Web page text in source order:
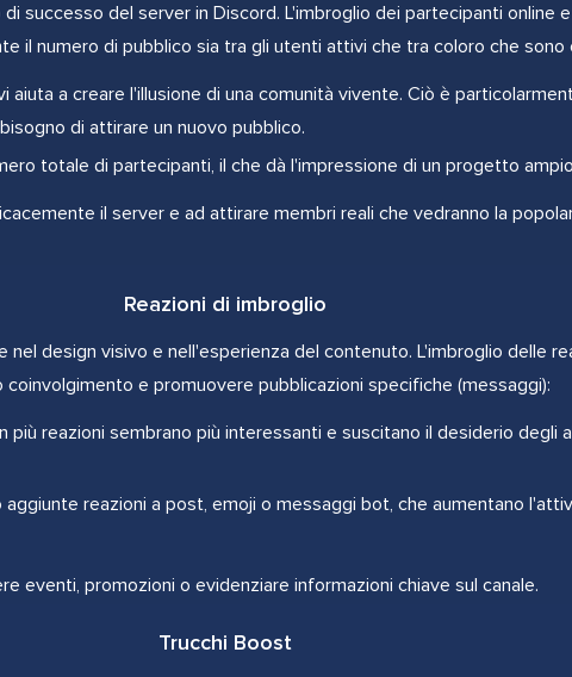
successo del server in Discord. L'imbroglio dei partecipanti online
il numero di pubblico sia tra gli utenti attivi che tra coloro che sono
aiuta a creare l'illusione di una comunità vivente. Ciò è
di attirare un nuovo pubblico.
totale di partecipanti, il che dà l'impressione di un progetto
il server e ad attirare membri reali che vedranno la
Reazioni di imbroglio
design visivo e nell'esperienza del contenuto. L'imbroglio delle
e promuovere pubblicazioni specifiche (messaggi):
più reazioni sembrano più interessanti e suscitano il desiderio degli
reazioni a post, emoji o messaggi bot, che aumentano
eventi, promozioni o evidenziare informazioni chiave sul canale.
Trucchi Boost